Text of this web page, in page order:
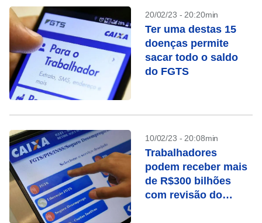
20/02/23 - 20:20min
Ter uma destas 15
doenças permite
sacar todo o saldo
do FGTS
10/02/23 - 20:08min
Trabalhadores
podem receber mais
de R$300 bilhões
com revisão do